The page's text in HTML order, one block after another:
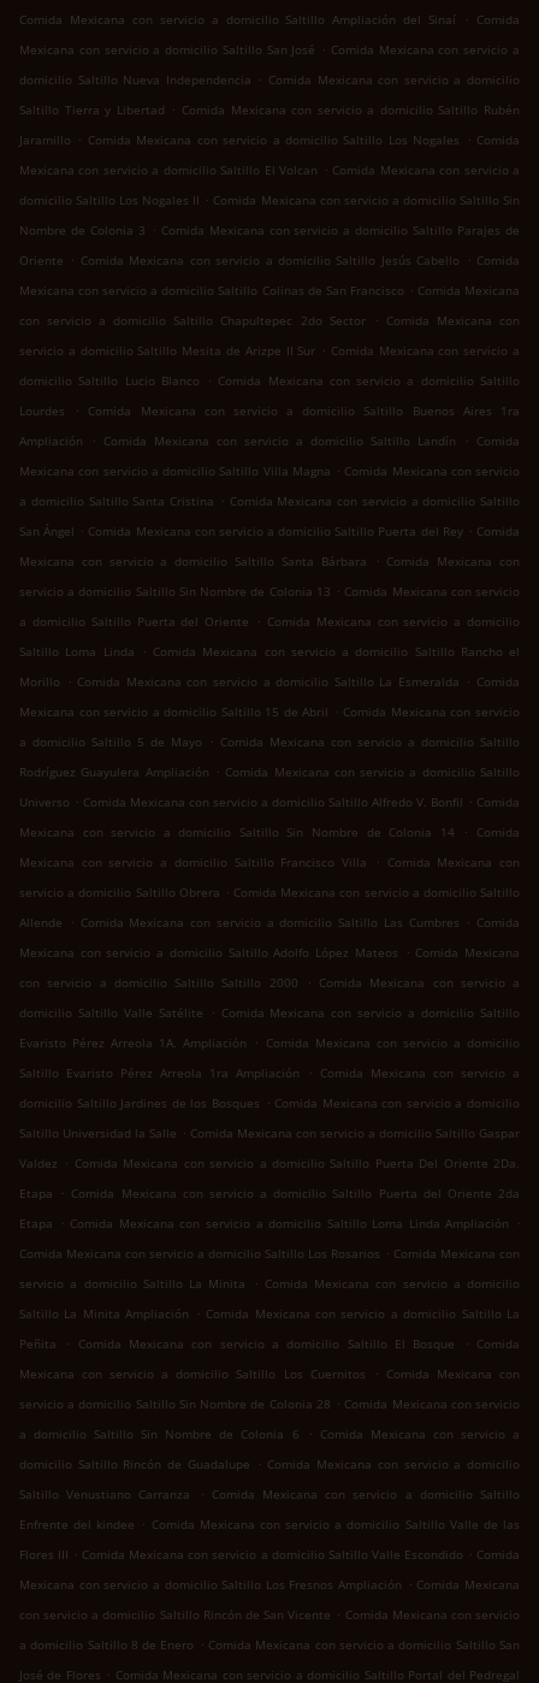
Comida Mexicana con servicio a domicilio Saltillo Ampliación del Sinaí
. Comida
Mexicana con servicio a domicilio Saltillo San José . Comida Mexicana con servicio a
domicilio Saltillo Nueva Independencia . Comida Mexicana con servicio a domicilio
Saltillo Tierra y Libertad . Comida Mexicana con servicio a domicilio Saltillo Rubén
Jaramillo . Comida Mexicana con servicio a domicilio Saltillo Los Nogales . Comida
Mexicana con servicio a domicilio Saltillo El Volcan . Comida Mexicana con servicio a
domicilio Saltillo Los Nogales II . Comida Mexicana con servicio a domicilio Saltillo Sin
Nombre de Colonia 3 . Comida Mexicana con servicio a domicilio Saltillo Parajes de
Oriente . Comida Mexicana con servicio a domicilio Saltillo Jesús Cabello . Comida
Mexicana con servicio a domicilio Saltillo Colinas de San Francisco . Comida Mexicana
con servicio a domicilio Saltillo Chapultepec 2do Sector
. Comida Mexicana con
servicio a domicilio Saltillo Mesita de Arizpe II Sur . Comida Mexicana con servicio a
domicilio Saltillo Lucio Blanco
. Comida Mexicana con servicio a domicilio Saltillo
Lourdes
.
Comida Mexicana con servicio a domicilio Saltillo Buenos Aires 1ra
Ampliación
. Comida Mexicana con servicio a domicilio Saltillo Landín . Comida
Mexicana con servicio a domicilio Saltillo Villa Magna . Comida Mexicana con servicio
a domicilio Saltillo Santa Cristina . Comida Mexicana con servicio a domicilio Saltillo
San Ángel . Comida Mexicana con servicio a domicilio Saltillo Puerta del Rey . Comida
Mexicana con servicio a domicilio Saltillo Santa Bárbara
. Comida Mexicana con
servicio a domicilio Saltillo Sin Nombre de Colonia 13 . Comida Mexicana con servicio
a domicilio Saltillo Puerta del Oriente
. Comida Mexicana con servicio a domicilio
Saltillo Loma Linda
. Comida Mexicana con servicio a domicilio Saltillo Rancho el
Morillo
. Comida Mexicana con servicio a domicilio Saltillo La Esmeralda . Comida
Mexicana con servicio a domicilio Saltillo 15 de Abril . Comida Mexicana con servicio
a domicilio Saltillo 5 de Mayo
. Comida Mexicana con servicio a domicilio Saltillo
Rodríguez Guayulera Ampliación . Comida Mexicana con servicio a domicilio Saltillo
Universo . Comida Mexicana con servicio a domicilio Saltillo Alfredo V. Bonfil . Comida
Mexicana con servicio a domicilio Saltillo Sin Nombre de Colonia 14
.
Comida
Mexicana con servicio a domicilio Saltillo Francisco Villa
. Comida Mexicana con
servicio a domicilio Saltillo Obrera . Comida Mexicana con servicio a domicilio Saltillo
Allende
. Comida Mexicana con servicio a domicilio Saltillo Las Cumbres . Comida
Mexicana con servicio a domicilio Saltillo Adolfo López Mateos
. Comida Mexicana
con servicio a domicilio Saltillo Saltillo 2000
. Comida Mexicana con servicio a
domicilio Saltillo Valle Satélite
. Comida Mexicana con servicio a domicilio Saltillo
Evaristo Pérez Arreola 1A. Ampliación
. Comida Mexicana con servicio a domicilio
Saltillo Evaristo Pérez Arreola 1ra Ampliación
. Comida Mexicana con servicio a
domicilio Saltillo Jardines de los Bosques . Comida Mexicana con servicio a domicilio
Saltillo Universidad la Salle . Comida Mexicana con servicio a domicilio Saltillo Gaspar
Valdez . Comida Mexicana con servicio a domicilio Saltillo Puerta Del Oriente 2Da.
Etapa
. Comida Mexicana con servicio a domicilio Saltillo Puerta del Oriente 2da
Etapa
. Comida Mexicana con servicio a domicilio Saltillo Loma Linda Ampliación
.
Comida Mexicana con servicio a domicilio Saltillo Los Rosarios . Comida Mexicana con
servicio a domicilio Saltillo La Minita
. Comida Mexicana con servicio a domicilio
Saltillo La Minita Ampliación
. Comida Mexicana con servicio a domicilio Saltillo La
Peñita
. Comida Mexicana con servicio a domicilio Saltillo El Bosque . Comida
Mexicana con servicio a domicilio Saltillo Los Cuernitos
. Comida Mexicana con
servicio a domicilio Saltillo Sin Nombre de Colonia 28 . Comida Mexicana con servicio
a domicilio Saltillo Sin Nombre de Colonia 6
. Comida Mexicana con servicio a
domicilio Saltillo Rincón de Guadalupe
. Comida Mexicana con servicio a domicilio
Saltillo Venustiano Carranza
. Comida Mexicana con servicio a domicilio Saltillo
Enfrente del kindee . Comida Mexicana con servicio a domicilio Saltillo Valle de las
Flores III . Comida Mexicana con servicio a domicilio Saltillo Valle Escondido . Comida
Mexicana con servicio a domicilio Saltillo Los Fresnos Ampliación . Comida Mexicana
con servicio a domicilio Saltillo Rincón de San Vicente . Comida Mexicana con servicio
a domicilio Saltillo 8 de Enero . Comida Mexicana con servicio a domicilio Saltillo San
José de Flores . Comida Mexicana con servicio a domicilio Saltillo Portal del Pedregal